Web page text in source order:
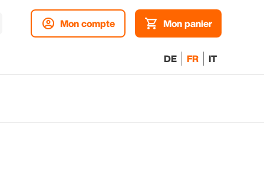
Mon compte Mon panier
DE FR IT